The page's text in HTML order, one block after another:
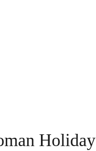
Holiday